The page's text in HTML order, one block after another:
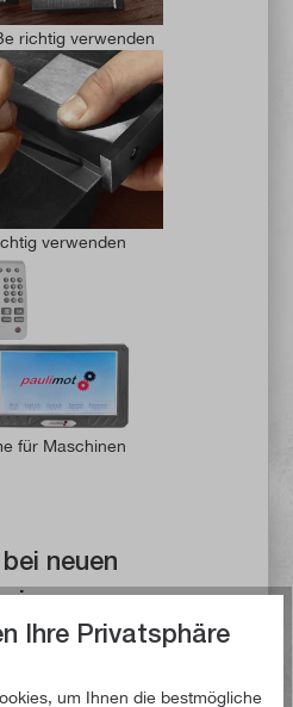
richtig verwenden
verwenden
für Maschinen
neuen
informiert werden, sobald ein
Ihre Privatsphäre
um Ihnen die bestmögliche